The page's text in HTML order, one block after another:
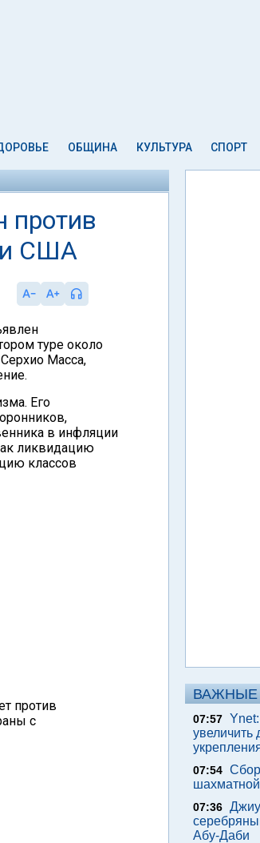
ОБЩИНА КУЛЬТУРА СПОРТ
против
и США
туре около
Масса,
Его
в инфляции
ликвидацию
классов
против
с
ВАЖНЫЕ
07:57
увеличить
07:54
07:36
Абу-Даби